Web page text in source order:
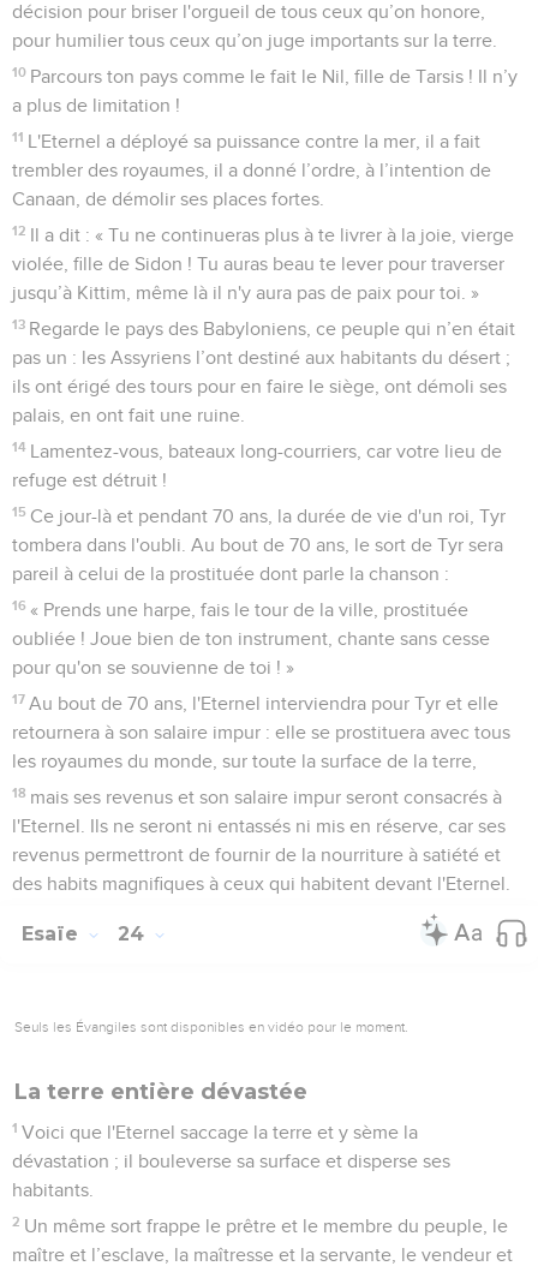
décision pour briser l'orgueil de tous ceux qu’on honore,
pour humilier tous ceux qu’on juge importants sur la terre.
10 Parcours ton pays comme le fait le Nil, fille de Tarsis ! Il n’y
a plus de limitation !
11 L'Eternel a déployé sa puissance contre la mer, il a fait
trembler des royaumes, il a donné l’ordre, à l’intention de
Canaan, de démolir ses places fortes.
12 Il a dit : « Tu ne continueras plus à te livrer à la joie, vierge
violée, fille de Sidon ! Tu auras beau te lever pour traverser
jusqu’à Kittim, même là il n'y aura pas de paix pour toi. »
13 Regarde le pays des Babyloniens, ce peuple qui n’en était
pas un : les Assyriens l’ont destiné aux habitants du désert ;
ils ont érigé des tours pour en faire le siège, ont démoli ses
palais, en ont fait une ruine.
14 Lamentez-vous, bateaux long-courriers, car votre lieu de
refuge est détruit !
15 Ce jour-là et pendant 70 ans, la durée de vie d'un roi, Tyr
tombera dans l'oubli. Au bout de 70 ans, le sort de Tyr sera
pareil à celui de la prostituée dont parle la chanson :
16 « Prends une harpe, fais le tour de la ville, prostituée
oubliée ! Joue bien de ton instrument, chante sans cesse
pour qu'on se souvienne de toi ! »
17 Au bout de 70 ans, l'Eternel interviendra pour Tyr et elle
retournera à son salaire impur : elle se prostituera avec tous
les royaumes du monde, sur toute la surface de la terre,
18 mais ses revenus et son salaire impur seront consacrés à
l'Eternel. Ils ne seront ni entassés ni mis en réserve, car ses
revenus permettront de fournir de la nourriture à satiété et
des habits magnifiques à ceux qui habitent devant l'Eternel.
Esaïe 24
Seuls les Évangiles sont disponibles en vidéo pour le moment.
La terre entière dévastée
1 Voici que l'Eternel saccage la terre et y sème la
dévastation ; il bouleverse sa surface et disperse ses
habitants.
2 Un même sort frappe le prêtre et le membre du peuple, le
maître et l’esclave, la maîtresse et la servante, le vendeur et